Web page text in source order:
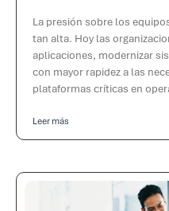
La presión sobre los
tan alta. Hoy las
aplicaciones, modernizar
con mayor rapidez a las
plataformas críticas en
Leer más